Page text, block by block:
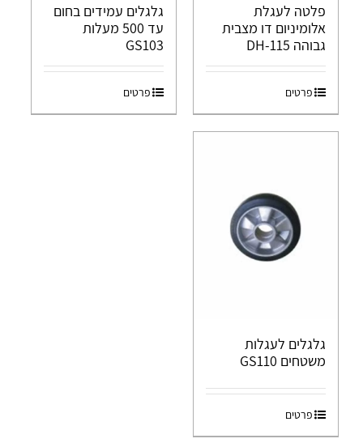
פלטה לעגלת
אלומיניום דו מצבית
גבוהה DH-115
פרטים
גלגלים עמידים בחום
עד 500 מעלות
GS103
פרטים
גלגלים לעגלות
משטחים GS110
פרטים